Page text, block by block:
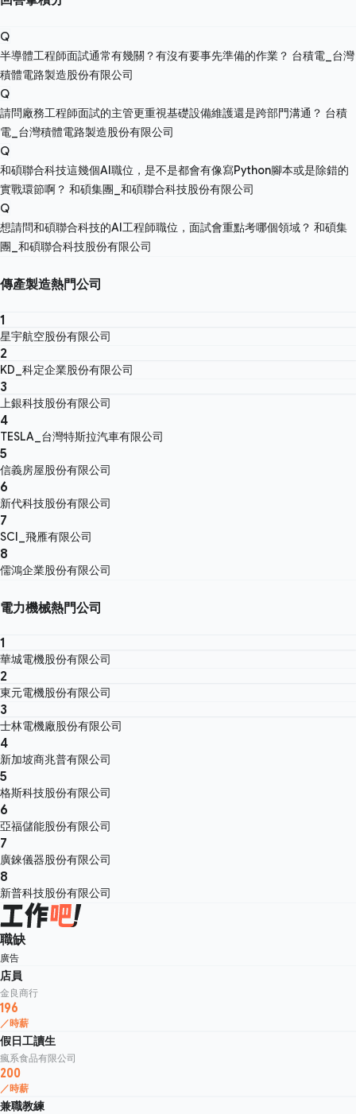
Q
半導體工程師面試通常有幾關？有沒有要事先準備的作業？ 台積電_台灣
積體電路製造股份有限公司
Q
請問廠務工程師面試的主管更重視基礎設備維護還是跨部門溝通？ 台積
電_台灣積體電路製造股份有限公司
Q
和碩聯合科技這幾個AI職位，是不是都會有像寫Python腳本或是除錯的
實戰環節啊？ 和碩集團_和碩聯合科技股份有限公司
Q
想請問和碩聯合科技的AI工程師職位，面試會重點考哪個領域？ 和碩集
團_和碩聯合科技股份有限公司
傳產製造熱門公司
1
星宇航空股份有限公司
2
KD_科定企業股份有限公司
3
上銀科技股份有限公司
4
TESLA_台灣特斯拉汽車有限公司
5
信義房屋股份有限公司
6
新代科技股份有限公司
7
SCI_飛雁有限公司
8
儒鴻企業股份有限公司
電力機械熱門公司
1
華城電機股份有限公司
2
東元電機股份有限公司
3
士林電機廠股份有限公司
4
新加坡商兆普有限公司
5
格斯科技股份有限公司
6
亞福儲能股份有限公司
7
廣錸儀器股份有限公司
8
新普科技股份有限公司
職缺
廣告
店員
金良商行
196
／時薪
假日工讀生
瘋系食品有限公司
200
／時薪
兼職教練